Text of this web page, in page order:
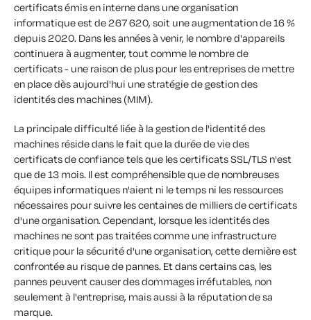
certificats émis en interne dans une organisation
informatique est de 267 620, soit une augmentation de 16 %
depuis 2020. Dans les années à venir, le nombre d'appareils
continuera à augmenter, tout comme le nombre de
certificats - une raison de plus pour les entreprises de mettre
en place dès aujourd'hui une stratégie de gestion des
identités des machines (MIM).
La principale difficulté liée à la gestion de l'identité des
machines réside dans le fait que la durée de vie des
certificats de confiance tels que les certificats SSL/TLS n'est
que de 13 mois. Il est compréhensible que de nombreuses
équipes informatiques n'aient ni le temps ni les ressources
nécessaires pour suivre les centaines de milliers de certificats
d'une organisation. Cependant, lorsque les identités des
machines ne sont pas traitées comme une infrastructure
critique pour la sécurité d'une organisation, cette dernière est
confrontée au risque de pannes. Et dans certains cas, les
pannes peuvent causer des dommages irréfutables, non
seulement à l'entreprise, mais aussi à la réputation de sa
marque.